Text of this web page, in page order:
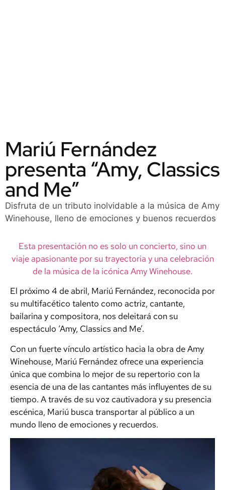
Mariú Fernández
presenta “Amy, Classics
and Me”
Disfruta de un tributo inolvidable a la música de Amy
Winehouse, lleno de emociones y buenos recuerdos
Esta presentación no es solo un concierto, sino un
viaje apasionante por su trayectoria y una celebración
de la música de la icónica Amy Winehouse.
El próximo 4 de abril, Mariú Fernández, reconocida por
su multifacético talento como actriz, cantante,
bailarina y compositora, nos deleitará con su
espectáculo ‘Amy, Classics and Me’.
Con un fuerte vínculo artístico hacia la obra de Amy
Winehouse, Mariú Fernández ofrece una experiencia
única que combina lo mejor de su repertorio con la
esencia de una de las cantantes más influyentes de su
tiempo. A través de su voz cautivadora y su presencia
escénica, Mariú busca transportar al público a un
mundo lleno de emociones y recuerdos.